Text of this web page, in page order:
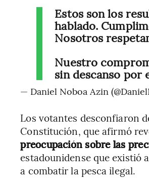
Estos son los
hablado.
Nosotros
Nuestro
sin descanso por
— Daniel Noboa Azin
Los votantes desconfiaron
Constitución, que afirmó
preocupación sobre las
estadounidense que existió
a combatir la pesca ilegal.